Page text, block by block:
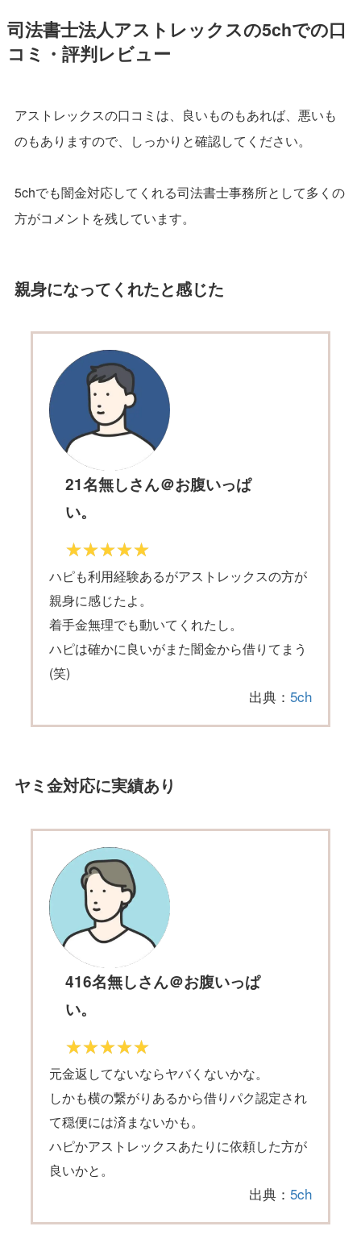
司法書士法人アストレックスの5chでの口
コミ・評判レビュー
アストレックスの口コミは、良いものもあれば、悪いも
のもありますので、しっかりと確認してください。
5chでも闇金対応してくれる司法書士事務所として多くの
方がコメントを残しています。
親身になってくれたと感じた
21名無しさん＠お腹いっぱ
い。
ハピも利用経験あるがアストレックスの方が
親身に感じたよ。
着手金無理でも動いてくれたし。
ハピは確かに良いがまた闇金から借りてまう
(笑)
出典：5ch
ヤミ金対応に実績あり
416名無しさん＠お腹いっぱ
い。
元金返してないならヤバくないかな。
しかも横の繋がりあるから借りパク認定され
て穏便には済まないかも。
ハピかアストレックスあたりに依頼した方が
良いかと。
出典：5ch